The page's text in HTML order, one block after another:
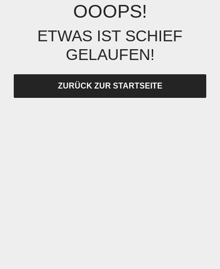
OOOPS!
ETWAS IST SCHIEF
GELAUFEN!
ZURÜCK ZUR STARTSEITE